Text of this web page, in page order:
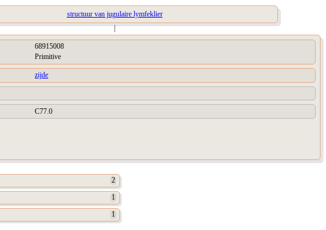
structuur van jugulaire lymfeklier
|
68915008
Primitive
zijde
C77.0
2
1
1